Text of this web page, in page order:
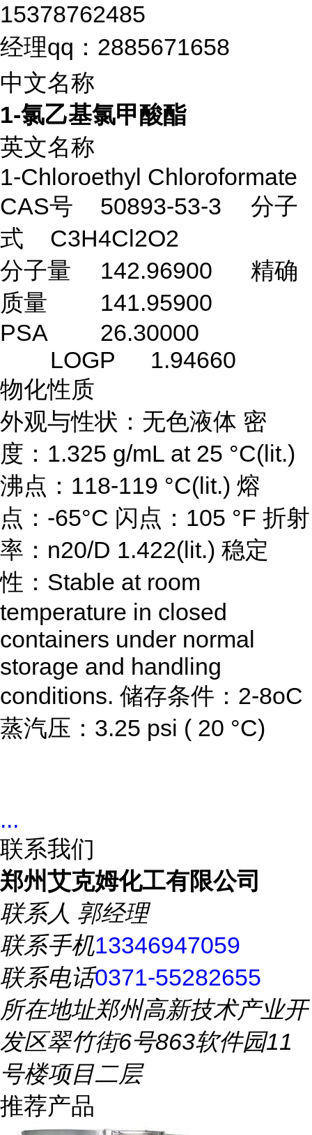
15378762485
经理qq：2885671658
中文名称
1-氯乙基氯甲酸酯
英文名称
1-Chloroethyl Chloroformate
CAS号
50893-53-3
分子
式
C3H4Cl2O2
分子量
142.96900
精确
质量
141.95900
PSA
26.30000
LOGP
1.94660
物化性质
外观与性状：无色液体 密
度：1.325 g/mL at 25 °C(lit.)
沸点：118-119 °C(lit.) 熔
点：-65°C 闪点：105 °F 折射
率：n20/D 1.422(lit.) 稳定
性：Stable at room
temperature in closed
containers under normal
storage and handling
conditions. 储存条件：2-8oC
蒸汽压：3.25 psi ( 20 °C)
...
联系我们
郑州艾克姆化工有限公司
联系人 郭经理
联系手机13346947059
联系电话0371-55282655
所在地址郑州高新技术产业开
发区翠竹街6号863软件园11
号楼项目二层
推荐产品